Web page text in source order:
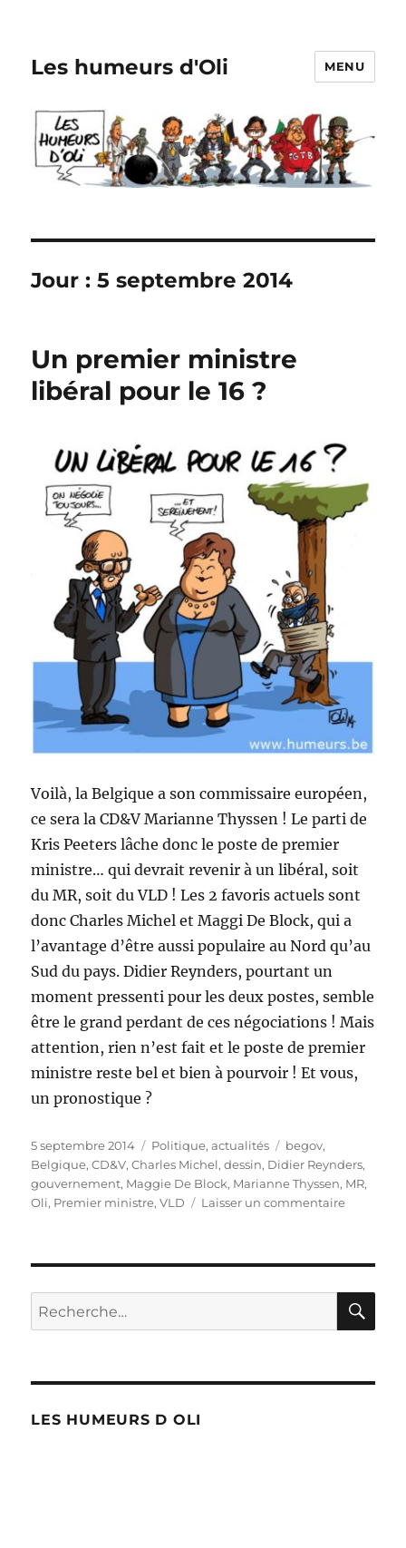
Les humeurs d'Oli MENU
Jour :5 septembre 2014
Un premier ministre
libéral pour le 16 ?
Voilà, la Belgique a son commissaire européen,
ce sera la CD&V Marianne Thyssen ! Le parti de
Kris Peeters lâche donc le poste de premier
ministre… qui devrait revenir à un libéral, soit
du MR, soit du VLD ! Les 2 favoris actuels sont
donc Charles Michel et Maggi De Block, qui a
l’avantage d’être aussi populaire au Nord qu’au
Sud du pays. Didier Reynders, pourtant un
moment pressenti pour les deux postes, semble
être le grand perdant de ces négociations ! Mais
attention, rien n’est fait et le poste de premier
ministre reste bel et bien à pourvoir ! Et vous,
un pronostique ?
Publié
le
5 septembre 2014 Catégories
Politique, actualités Étiquettes
begov,
Belgique,CD&V,Charles Michel,dessin, Didier Reynders,
gouvernement, Maggie De Block, Marianne Thyssen, MR,
Oli, Premier ministre,VLD Laisser un commentairesur
pour
le
16
Recherche
pour :
LES HUMEURS D OLI